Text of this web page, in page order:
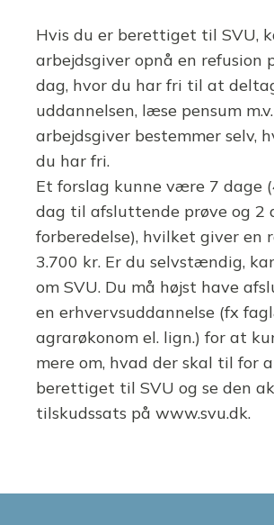
Hvis du er berettiget til SVU,
arbejdsgiver opnå en refusion
dag, hvor du har fri til at
uddannelsen, læse pensum
arbejdsgiver bestemmer selv,
du har fri.
Et forslag kunne være 7 dage
dag til afsluttende prøve og 2
forberedelse), hvilket giver en
3.700 kr. Er du selvstændig,
om SVU. Du må højst have
en erhvervsuddannelse (fx
agrarøkonom el. lign.) for at
mere om, hvad der skal til for
berettiget til SVU og se den
tilskudssats på www.svu.dk.